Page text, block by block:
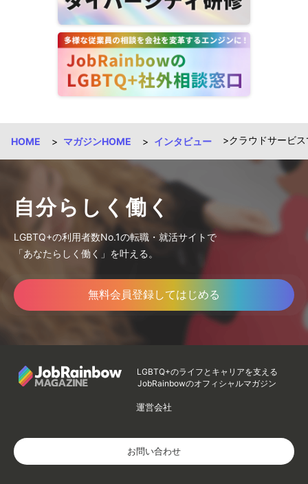
HOME マガジンHOME インタビュー クラウドサービ
自分らしく働く
LGBTQ+の利用者数No.1の転職・就活サイトで
「あなたらしく働く」を叶える。
無料会員登録してはじめる
LGBTQ+のライフとキャリアを支える
JobRainbowのオフィシャルマガジン
運営会社
お問い合わせ